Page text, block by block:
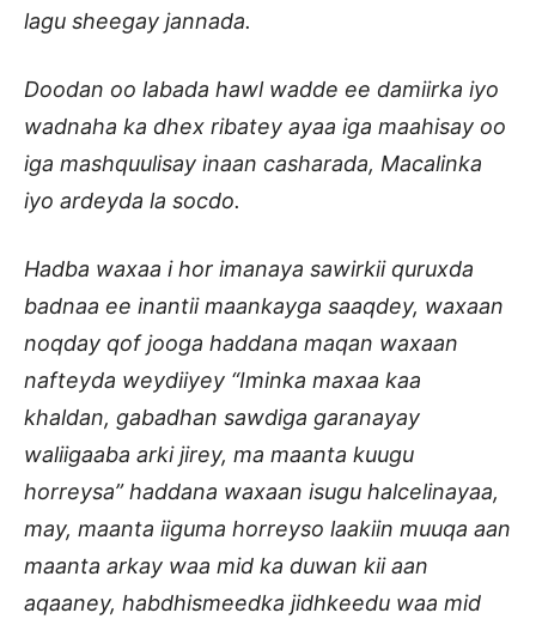
lagu sheegay jannada.
Doodan oo labada hawl wadde ee damiirka iyo
wadnaha ka dhex ribatey ayaa iga maahisay oo
iga mashquulisay inaan casharada, Macalinka
iyo ardeyda la socdo.
Hadba waxaa i hor imanaya sawirkii quruxda
badnaa ee inantii maankayga saaqdey, waxaan
noqday qof jooga haddana maqan waxaan
nafteyda weydiiyey “Iminka maxaa kaa
khaldan, gabadhan sawdiga garanayay
waliigaaba arki jirey, ma maanta kuugu
horreysa” haddana waxaan isugu halcelinayaa,
may, maanta iiguma horreyso laakiin muuqa aan
maanta arkay waa mid ka duwan kii aan
aqaaney, habdhismeedka jidhkeedu waa mid